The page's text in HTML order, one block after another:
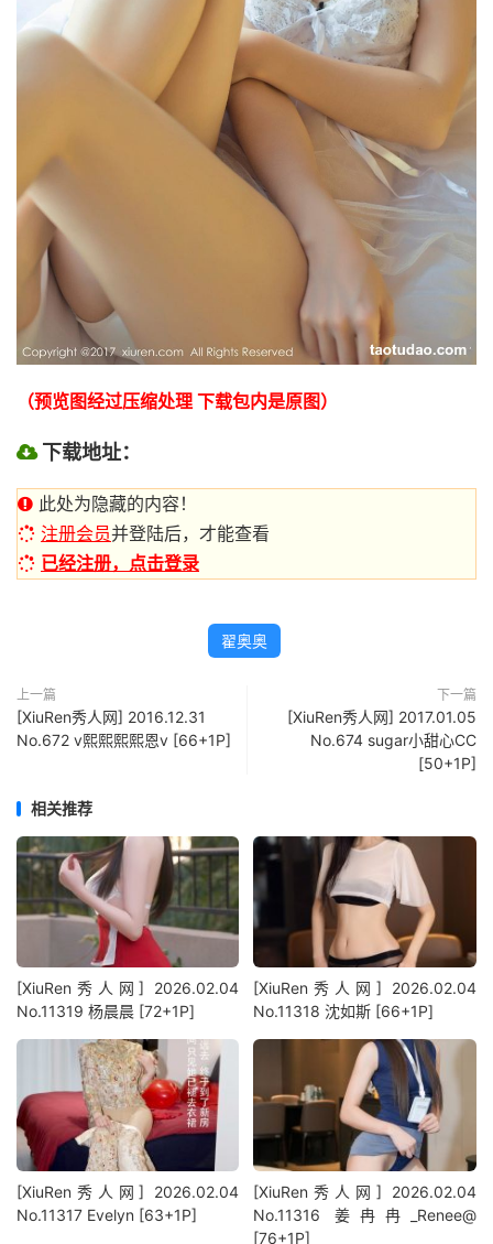
（预览图经过压缩处理 下载包内是原图）
下载地址：
此处为隐藏的内容！
注册会员并登陆后，才能查看
已经注册，点击登录
翟奥奥
上一篇
[XiuRen秀人网] 2016.12.31
No.672 v熙熙熙熙恩v [66+1P]
下一篇
[XiuRen秀人网] 2017.01.05
No.674 sugar小甜心CC
[50+1P]
相关推荐
[XiuRen秀人网] 2026.02.04
No.11319 杨晨晨 [72+1P]
[XiuRen秀人网] 2026.02.04
No.11318 沈如斯 [66+1P]
[XiuRen秀人网] 2026.02.04
No.11317 Evelyn [63+1P]
[XiuRen秀人网] 2026.02.04
No.11316 姜冉冉_Renee@
[76+1P]